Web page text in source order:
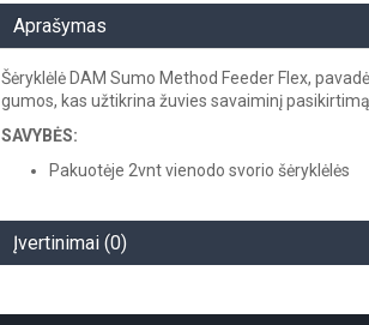
Aprašymas
Šėryklėlė DAM Sumo Method Feeder Flex,
gumos, kas užtikrina žuvies savaiminį pasikirtimą.
SAVYBĖS:
Pakuotėje 2vnt vienodo svorio šėryklėlės
Įvertinimai (0)